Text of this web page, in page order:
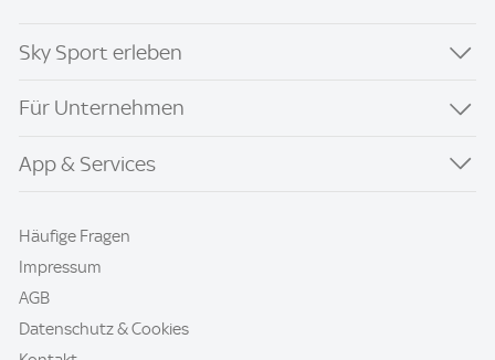
Sky Sport erleben
Für Unternehmen
App & Services
Häufige Fragen
Impressum
AGB
Datenschutz & Cookies